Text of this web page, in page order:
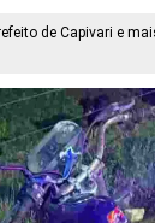
de Capivari e